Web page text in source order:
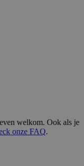
welkom. Ook als je
onze FAQ.